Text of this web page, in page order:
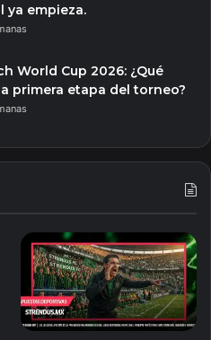
ya empieza.
World Cup 2026: ¿Qué
primera etapa del torneo?